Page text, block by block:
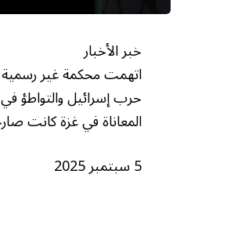
خبر الأخبار
اتهمت محكمة غير رسمية
حرب إسرائيل والتواطؤ
المعاناة في غزة كانت
5 سبتمبر 2025